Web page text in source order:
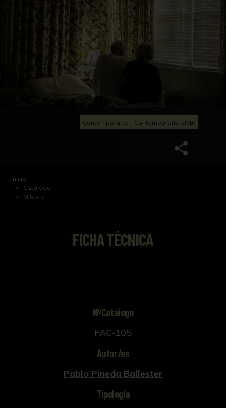
Contemporarte Contemporarte 2016
Inicio
Catálogo
Mitosis
FICHA TÉCNICA
NºCatálogo
FAC-105
Autor/es
Pablo Pineda Ballester
Tipología